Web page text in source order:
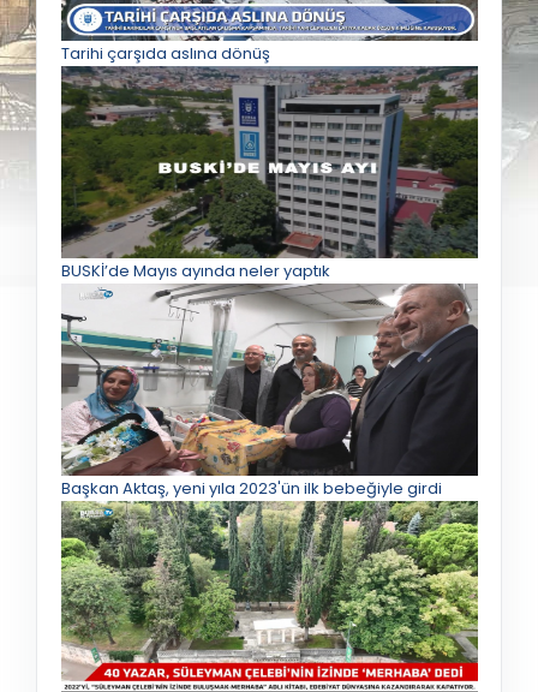
Tarihi çarşıda aslına dönüş
BUSKİ’de Mayıs ayında neler yaptık
Başkan Aktaş, yeni yıla 2023'ün ilk bebeğiyle girdi